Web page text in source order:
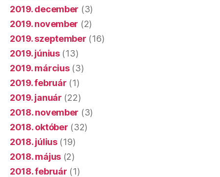
2019. december (3)
2019. november (2)
2019. szeptember (16)
2019. június(13)
2019. március(3)
2019. február (1)
2019. január (22)
2018. november (3)
2018. október (32)
2018. július(19)
2018. május (2)
2018. február (1)